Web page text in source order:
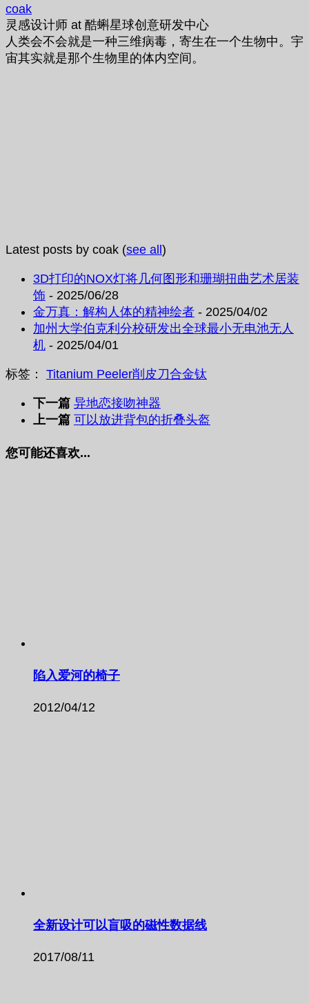
coak
灵感设计师 at 酷蝌星球创意研发中心
人类会不会就是一种三维病毒，寄生在一个生物中。宇
宙其实就是那个生物里的体内空间。
Latest posts by coak (see all )
3D打印的NOX灯将几何图形和珊瑚扭曲艺术居装
饰 - 2025/06/28
金万真：解构人体的精神绘者 - 2025/04/02
加州大学伯克利分校研发出全球最小无电池无人
机 - 2025/04/01
标签： Titanium Peeler削皮刀合金钛
下一篇 异地恋接吻神器
上一篇 可以放进背包的折叠头盔
您可能还喜欢...
陷入爱河的椅子
2012/04/12
全新设计可以盲吸的磁性数据线
2017/08/11